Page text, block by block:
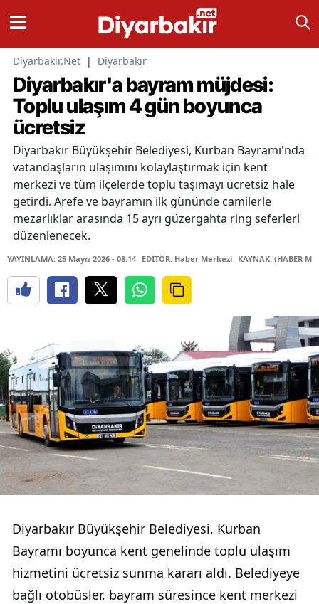
Diyarbakir.Net | Diyarbakır
Diyarbakır'a bayram müjdesi:
Toplu ulaşım 4 gün boyunca
ücretsiz
Diyarbakır Büyükşehir Belediyesi, Kurban Bayramı'nda
vatandaşların ulaşımını kolaylaştırmak için kent
merkezi ve tüm ilçelerde toplu taşımayı ücretsiz hale
getirdi. Arefe ve bayramın ilk gününde camilerle
mezarlıklar arasında 15 ayrı güzergahta ring seferleri
düzenlenecek.
YAYINLAMA: 25 Mayıs 2026 - 08:14 EDİTÖR: Haber Merkezi KAYNAK: (HABER
Diyarbakır Büyükşehir Belediyesi, Kurban
Bayramı boyunca kent genelinde toplu ulaşım
hizmetini ücretsiz sunma kararı aldı. Belediyeye
bağlı otobüsler, bayram süresince kent merkezi